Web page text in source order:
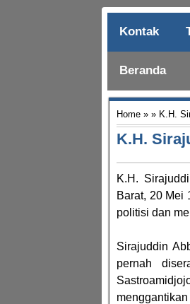
Kontak
Beranda
Home » » K.H.
K.H.
K.H.
Barat, 20 Mei
politisi dan
Sirajuddin
pernah